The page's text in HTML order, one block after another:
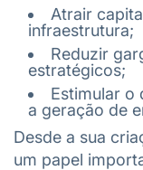
Atrair
infraestrutura;
Reduzir
estratégicos;
Estimular o
a geração de
Desde a sua
um papel